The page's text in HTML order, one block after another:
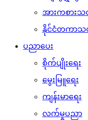
အားကစားသ
နိုင်ငံတကာသ
ပညာပေး
စိုက်ပျိုးရေး
မွေးမြူရေး
ကျန်းမာရေး
လက်မှုပညာ